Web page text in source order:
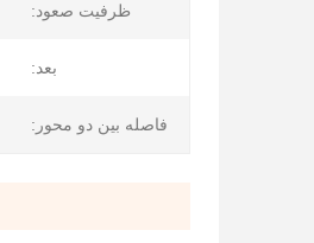
ظرفیت صعود:
بعد:
فاصله بین دو محور: